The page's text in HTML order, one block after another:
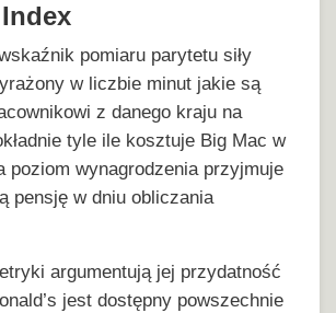
pomiaru parytetu siły
w liczbie minut jakie są
z danego kraju na
tyle ile kosztuje Big Mac w
poziom wynagrodzenia przyjmuje
pensję w dniu obliczania
argumentują jej przydatność
jest dostępny powszechnie